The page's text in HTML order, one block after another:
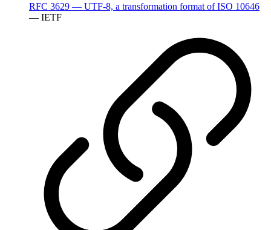
RFC 3629 — UTF-8, a transformation format of ISO 10646
— IETF